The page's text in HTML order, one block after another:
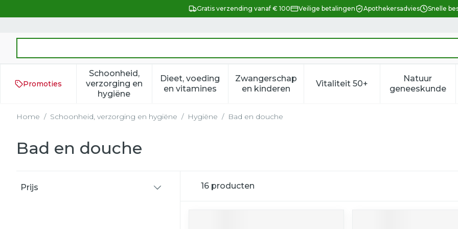
Gratis verzending vanaf € 100 Veilige betalingen Apothekersadvies Snelle
Promoties
Schoonheid,
verzorging en
hygiëne
Toon submenu voor Schoonheid, verzorging en hygiëne categorie
Dieet, voeding
en vitaminesToon submenu voor Dieet, voeding en vitamines categorie
Zwangerschap
en kinderenToon submenu voor Zwangerschap en
Vitaliteit 50+Toon submenu voor
Natuur
geneeskunde
Toon
Home / Schoonheid, verzorging en hygiëne / Hygiëne / Bad en douche
Bad en douche
Prijs
16 producten